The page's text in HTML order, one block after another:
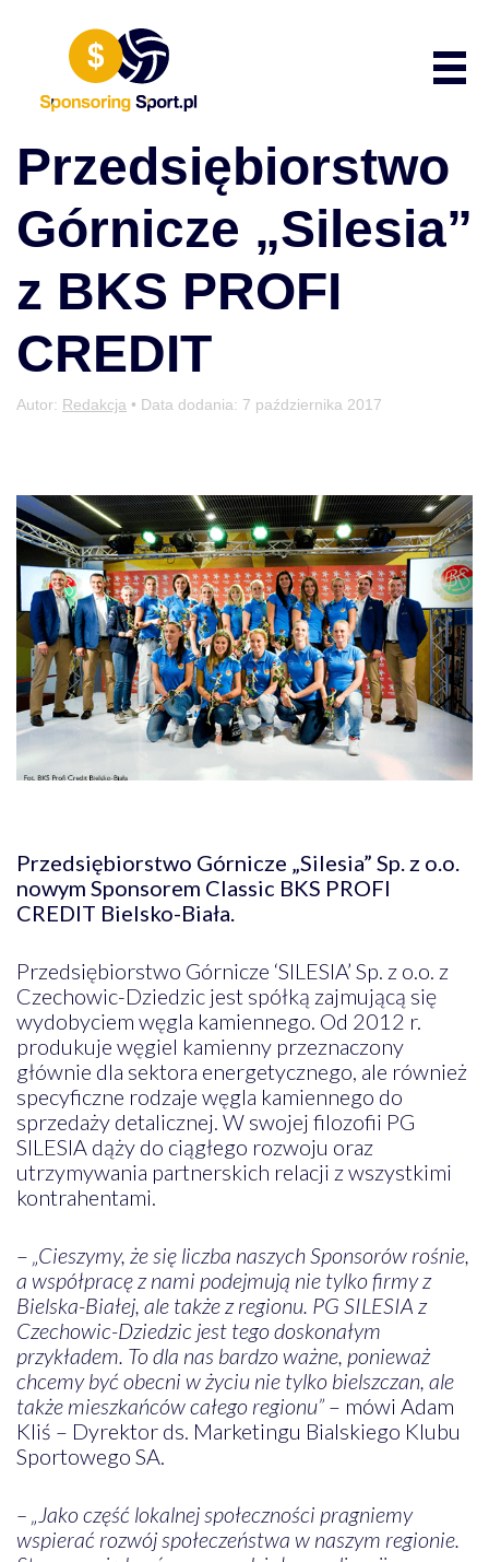
Przedsiębiorstwo
Górnicze „Silesia”
z BKS PROFI
CREDIT
Autor: Redakcja • Data dodania: 7 października 2017
Przedsiębiorstwo Górnicze „Silesia” Sp. z o.o.
nowym Sponsorem Classic BKS PROFI
CREDIT Bielsko-Biała.
Przedsiębiorstwo Górnicze ‘SILESIA’ Sp. z o.o. z
Czechowic-Dziedzic jest spółką zajmującą się
wydobyciem węgla kamiennego. Od 2012 r.
produkuje węgiel kamienny przeznaczony
głównie dla sektora energetycznego, ale również
specyficzne rodzaje węgla kamiennego do
sprzedaży detalicznej. W swojej filozofii PG
SILESIA dąży do ciągłego rozwoju oraz
utrzymywania partnerskich relacji z wszystkimi
kontrahentami.
– „Cieszymy, że się liczba naszych Sponsorów rośnie,
a współpracę z nami podejmują nie tylko firmy z
Bielska-Białej, ale także z regionu. PG SILESIA z
Czechowic-Dziedzic jest tego doskonałym
przykładem. To dla nas bardzo ważne, ponieważ
chcemy być obecni w życiu nie tylko bielszczan, ale
także mieszkańców całego regionu”– mówi Adam
Kliś – Dyrektor ds. Marketingu Bialskiego Klubu
Sportowego SA.
– „Jako część lokalnej społeczności pragniemy
wspierać rozwój społeczeństwa w naszym regionie.